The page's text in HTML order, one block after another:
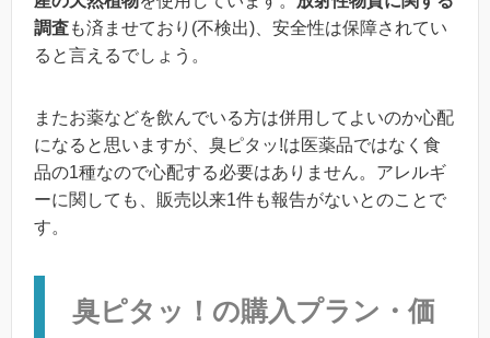
調査も済ませており(不検出)、安全性は保障されてい
ると言えるでしょう。
またお薬などを飲んでいる方は併用してよいのか心配
になると思いますが、臭ピタッ!は医薬品ではなく食
品の1種なので心配する必要はありません。アレルギ
ーに関しても、販売以来1件も報告がないとのことで
す。
臭ピタッ！の購入プラン・価